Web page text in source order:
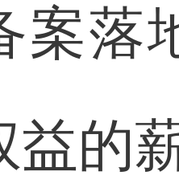
案落
益的